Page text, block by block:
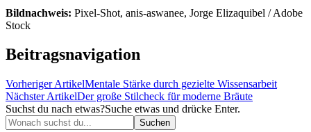
Bildnachweis: Pixel-Shot, anis-aswanee, Jorge Elizaquibel / Adobe
Stock
Beitragsnavigation
Vorheriger ArtikelMentale Stärke durch gezielte Wissensarbeit
Nächster ArtikelDer große Stilcheck für moderne Bräute
Suchst du nach etwas?Suche etwas und drücke Enter.